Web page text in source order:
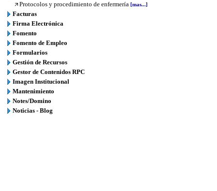
Protocolos y procedimiento de enfermería [mas...]
Facturas
Firma Electrónica
Fomento
Fomento de Empleo
Formularios
Gestión de Recursos
Gestor de Contenidos RPC
Imagen Institucional
Mantenimiento
Notes/Domino
Noticias - Blog